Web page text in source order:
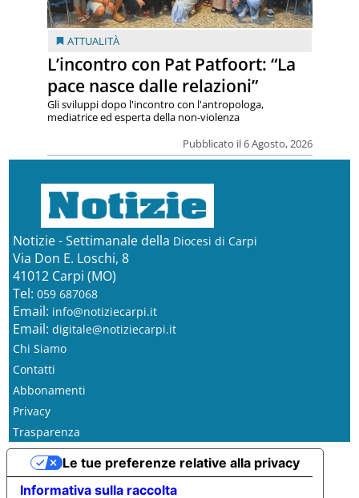
ATTUALITÀ
L’incontro con Pat Patfoort: “La
pace nasce dalle relazioni”
Pubblicato il 6 Agosto, 2026
Gli sviluppi dopo l'incontro con l'antropologa,
mediatrice ed esperta della non-violenza
Notizie - Settimanale della Diocesi di Carpi
Via Don E. Loschi, 8
41012 Carpi (MO)
Tel: 059 687068
Email: info@notiziecarpi.it
Email: digitale@notiziecarpi.it
Chi Siamo
Contatti
Abbonamenti
Privacy
Trasparenza
Informativa sulla raccolta
Le tue preferenze relative alla privacy